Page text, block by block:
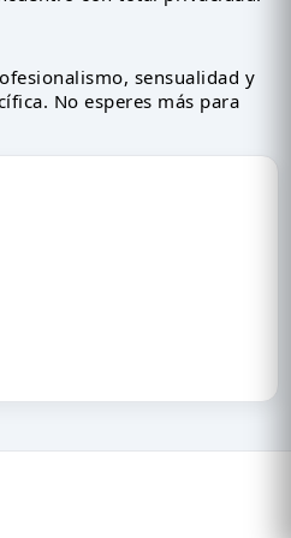
sensualidad y
No esperes más para